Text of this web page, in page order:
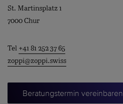
St. Martinsplatz 1
7000 Chur
Tel +41 81 252 37 65
zoppi@zoppi.swiss
Beratungstermin vereinbaren